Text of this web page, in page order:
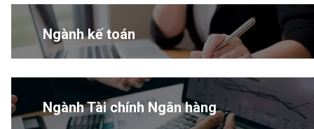
Ngành kế toán
Ngành Tài chính Ngân hàng